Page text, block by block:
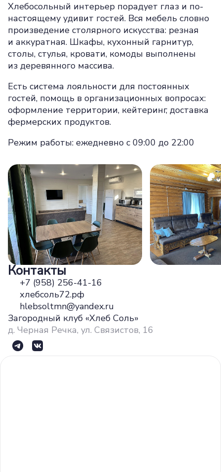
Хлебосольный интерьер порадует глаз и по-
настоящему удивит гостей. Вся мебель словно
произведение столярного искусства: резная
и аккуратная. Шкафы, кухонный гарнитур,
столы, стулья, кровати, комоды выполнены
из деревянного массива.
Есть система лояльности для постоянных
гостей, помощь в организационных вопросах:
оформление территории, кейтеринг, доставка
фермерских продуктов.
Режим работы: ежедневно с 09:00 до 22:00
Контакты
+7 (958) 256-41-16
хлебсоль72.рф
hlebsoltmn@yandex.ru
Загородный клуб «Хлеб Соль»
д. Черная Речка, ​ул. Связистов, 16​